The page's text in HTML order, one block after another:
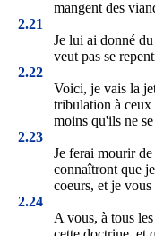
mangent des
2.21
Je lui ai donné
veut pas se
2.22
Voici, je vais la
tribulation à ceux
moins qu'ils ne
2.23
Je ferai mourir de
connaîtront que
coeurs, et je
2.24
A vous, à tous